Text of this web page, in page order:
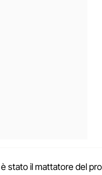
stato il mattatore del